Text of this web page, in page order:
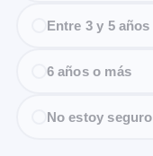
Entre 3 y 5 años
6 años o más
No estoy seguro